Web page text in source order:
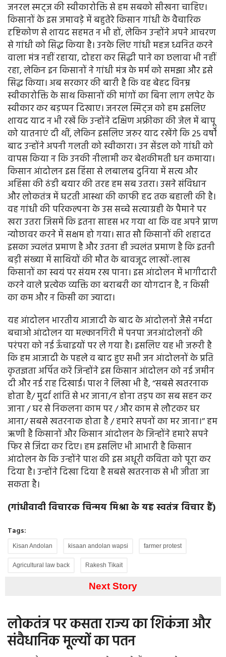
जनरल स्मट्ज की स्वीकारोक्ति से हम सबको सीखना चाहिए।
किसानों के इस जमावड़े में बहुतेरे किसान गांधी के वैचारिक
दृष्टिकोण से शायद सहमत न भी हों, लेकिन उन्होंने अपने आचरण
से गांधी को सिद्ध किया है। उनके लिए गांधी महज ध्वनित करने
वाला मंत्र नहीं रहाया, दोहरा कर सिद्धी पाने का छलावा भी नहीं
रहा, लेकिन इन किसानों ने गांधी मंत्र के मर्म को समझा और इसे
सिद्ध किया। अब सरकार की बारी है कि वह बेहद विनम्र
स्वीकारोक्ति के साथ किसानों की मांगों का बिना लाग लपेट के
स्वीकार कर बड़प्पन दिखाए। जनरल स्मिट्ज को हम इसलिए
शायद याद न भी रखें कि उन्होंने दक्षिण अफ्रीका की जेल में बापू
को यातनाएं दी थीं, लेकिन इसलिए जरुर याद रखेंगे कि 25 वर्षों
बाद उन्होंने अपनी गलती को स्वीकारा। उन सेंडल को गांधी को
वापस किया न कि उनकी नीलामी कर बेशकीमती धन कमाया।
किसान आंदोलन इस हिंसा से लबालब दुनिया में सत्य और
अहिंसा की ठंडी बयार की तरह हम सब उतरा। उसने संविधान
और लोकतंत्र में घटती आस्था की काफी हद तक बहाली की है।
वह गांधी की परिकल्पना के उस सच्चे सत्याग्रही के पैमाने पर
खरा उतरा जिसमें कि इतना साहस भर गया था कि वह अपने प्राण
न्योछावर करने में सक्षम हो गया। सात सौ किसानों की शहादत
इसका ज्वलंत प्रमाण है और उतना ही ज्वलंत प्रमाण है कि इतनी
बड़ी संख्या में साथियों की मौत के बावजूद लाखों-लाख
किसानों का स्वयं पर संयम रख पाना। इस आंदोलन में भागीदारी
करने वाले प्रत्येक व्यक्ति का बराबरी का योगदान है, न किसी
का कम और न किसी का ज्यादा।
यह आंदोलन भारतीय आजादी के बाद के आंदोलनों जैसे नर्मदा
बचाओ आंदोलन या मल्कानगिरी में पनपा जनआंदोलनों की
परंपरा को नई ऊँचाइयों पर ले गया है। इसलिए यह भी जरुरी है
कि हम आजादी के पहले व बाद हुए सभी जन आंदोलनों के प्रति
कृतज्ञता अर्पित करें जिन्होंने इस किसान आंदोलन को नई जमीन
दी और नई राह दिखाई। पाश ने लिखा भी है, ‘‘सबसे खतरनाक
होता है/ मुर्दा शांति से भर जाना/न होना तड़प का सब सहन कर
जाना / घर से निकलना काम पर / और काम से लौटकर घर
आना/ सबसे खतरनाक होता है / हमारे सपनों का मर जाना।’’ हम
ऋणी है किसानों और किसान आंदोलन के जिन्होंने हमारे सपने
फिर से जिंदा कर दिए। हम इसलिए भी आभारी है किसान
आंदोलन के कि उन्होंने पाश की इस अधूरी कविता को पूरा कर
दिया है। उन्होंने दिखा दिया है सबसे खतरनाक से भी जीता जा
सकता है।
(गांधीवादी विचारक चिन्मय मिश्रा के यह स्वतंत्र विचार हैं)
Tags:
Kisan Andolan kisaan andolan wapsi farmer protest
Agricultural law back Rakesh Tikait
Next Story
लोकतंत्र पर कसता राज्य का शिकंजा और
संवैधानिक मूल्यों का पतन